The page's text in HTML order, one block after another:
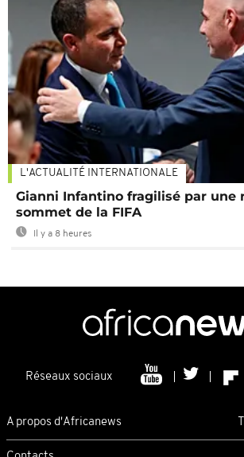
L'ACTUALITÉ INTERNATIONALE
Gianni Infantino fragilisé par une
sommet de la FIFA
Il y a 8 heures
Réseaux sociaux
A propos d'Africanews